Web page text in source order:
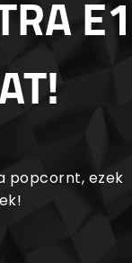
E1
popcornt, ezek